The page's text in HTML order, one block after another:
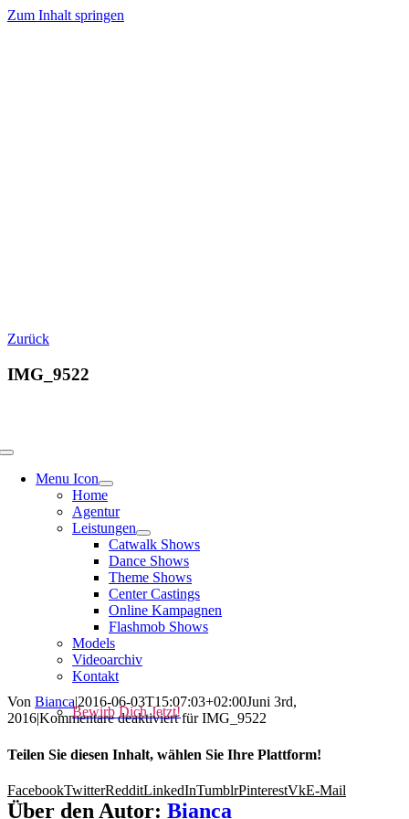
Zum Inhalt springen
Menu Icon
Home
Agentur
Leistungen
Catwalk Shows
Dance Shows
Theme Shows
Center Castings
Online Kampagnen
Flashmob Shows
Models
Videoarchiv
Kontakt
Bewirb Dich Jetzt!
Zurück
IMG_9522
Von Bianca|2016-06-03T15:07:03+02:00Juni 3rd,
2016|Kommentare deaktiviertfür IMG_9522
Teilen Sie diesen Inhalt, wählen Sie Ihre Plattform!
FacebookTwitterRedditLinkedInTumblrPinterestVkE-Mail
Über den Autor: Bianca